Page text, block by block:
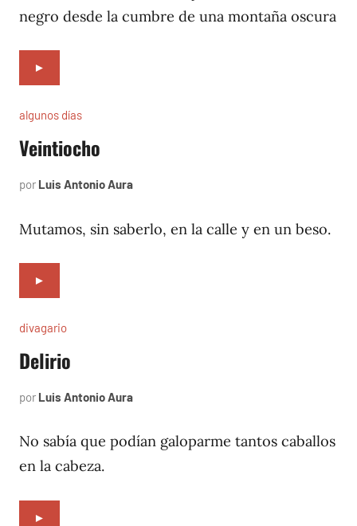
negro desde la cumbre de una montaña oscura
►
algunos días
Veintiocho
por Luis Antonio Aura
1997
Mutamos, sin saberlo, en la calle y en un beso.
►
divagario
Delirio
por Luis Antonio Aura
1996
No sabía que podían galoparme tantos caballos
en la cabeza.
►